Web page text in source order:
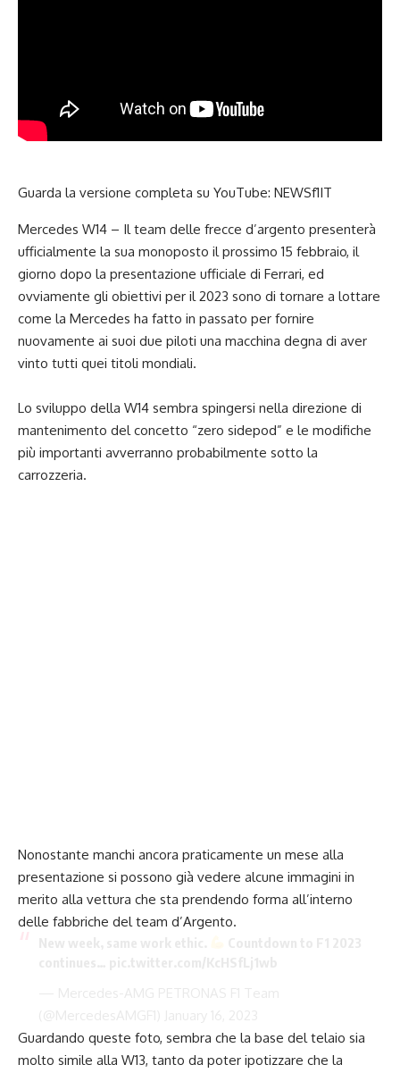
Guarda la versione completa su YouTube: NEWSf1IT
Mercedes W14 – Il team delle frecce d’argento presenterà
ufficialmente la sua monoposto ilprossimo 15 febbraio, il
giorno dopo la presentazione ufficiale di Ferrari, ed
ovviamente gli obiettivi per il 2023 sono di tornare a lottare
come la Mercedes ha fatto in passato per fornire
nuovamente ai suoi due piloti una macchina degna di aver
vinto tutti quei titoli mondiali.
Lo sviluppo della W14 sembra spingersi nella direzione di
mantenimento del concetto “zero sidepod” e le modifiche
più importanti avverranno probabilmente sotto la
carrozzeria.
Nonostante manchi ancora praticamente un mese alla
presentazione si possono già vedere alcune immagini in
merito alla vettura che sta prendendo forma all’interno
delle fabbriche del team d’Argento.
Guardando queste foto, sembra che la base del telaio sia
molto simile alla W13, tanto da poter ipotizzare che la